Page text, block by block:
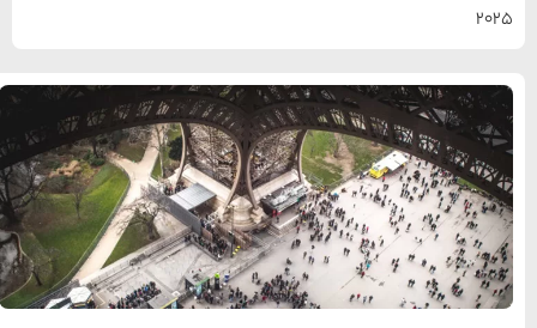
شهرهای منتخب ایران
تهران
راهنمای
سفر به
تهران
رزرو
هتل
های
تهران